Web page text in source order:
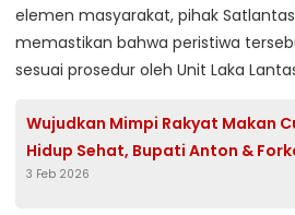
elemen masyarakat, pihak Satlantas
memastikan bahwa peristiwa
sesuai prosedur oleh Unit Laka
Wujudkan Mimpi Rakyat Makan
Hidup Sehat, Bupati Anton &
Rohul Satu Komando dengan
3 Feb 2026